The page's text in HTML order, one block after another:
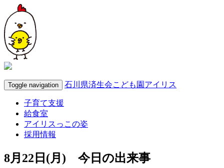
Toggle navigation 石川県済生会こども園アイリス
子育て支援
給食室
アイリスっこの姿
採用情報
8月22日(月) 今日の出来事